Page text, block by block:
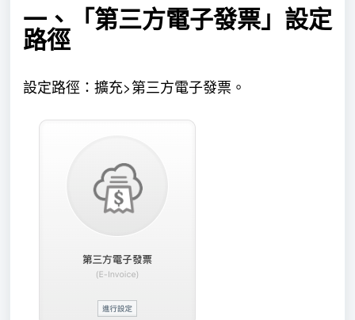
一、「第三方電子發票」設定
路徑
設定路徑：擴充>第三方電子發票。